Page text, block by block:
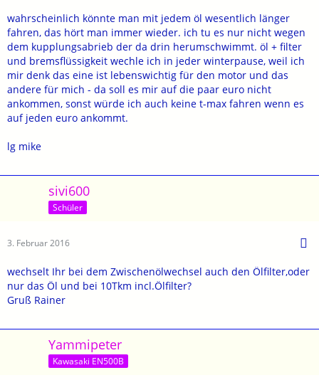
wahrscheinlich könnte man mit jedem öl wesentlich länger
fahren, das hört man immer wieder. ich tu es nur nicht wegen
dem kupplungsabrieb der da drin herumschwimmt. öl + filter
und bremsflüssigkeit wechle ich in jeder winterpause, weil ich
mir denk das eine ist lebenswichtig für den motor und das
andere für mich - da soll es mir auf die paar euro nicht
ankommen, sonst würde ich auch keine t-max fahren wenn es
auf jeden euro ankommt.
lg mike
sivi600
Schüler
3. Februar 2016
wechselt Ihr bei dem Zwischenölwechsel auch den Ölfilter,oder
nur das Öl und bei 10Tkm incl.Ölfilter?
Gruß Rainer
Yammipeter
Kawasaki EN500B